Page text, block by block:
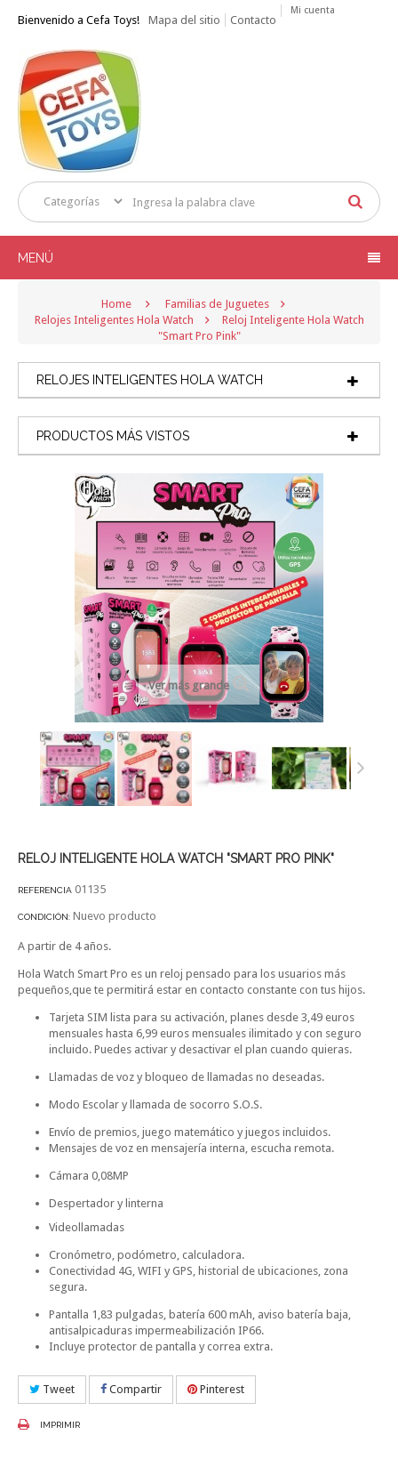
Bienvenido a Cefa Toys! Mapa del sitio Contacto
Mi cuenta
MENÚ
Home
Familias de Juguetes
Relojes Inteligentes Hola Watch
Reloj Inteligente Hola Watch
"Smart Pro Pink"
RELOJES INTELIGENTES HOLA WATCH
PRODUCTOS MÁS VISTOS
Ver más grande
RELOJ INTELIGENTE HOLA WATCH "SMART PRO PINK"
REFERENCIA 01135
CONDICIÓN: Nuevo producto
A partir de 4 años.
Hola Watch Smart Pro es un reloj pensado para los usuarios más
pequeños,que te permitirá estar en contacto constante con tus hijos.
Tarjeta SIM lista para su activación, planes desde 3,49 euros
mensuales hasta 6,99 euros mensuales ilimitado y con seguro
incluido. Puedes activar y desactivar el plan cuando quieras.
Llamadas de voz y bloqueo de llamadas no deseadas.
Modo Escolar y llamada de socorro S.O.S.
Envío de premios, juego matemático y juegos incluidos.
Mensajes de voz en mensajería interna, escucha remota.
Cámara 0,08MP
Despertador y linterna
Videollamadas
Cronómetro, podómetro, calculadora.
Conectividad 4G, WIFI y GPS, historial de ubicaciones, zona
segura.
Pantalla 1,83 pulgadas, batería 600 mAh, aviso batería baja,
antisalpicaduras impermeabilización IP66.
Incluye protector de pantalla y correa extra.
Tweet Compartir Pinterest
IMPRIMIR